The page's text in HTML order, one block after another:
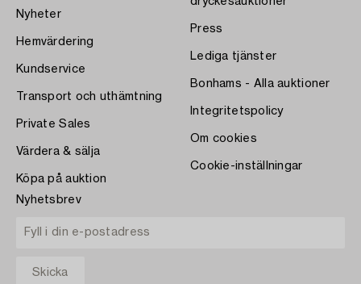
Nyheter
Hemvärdering
Kundservice
Transport och uthämtning
Private Sales
Värdera & sälja
Köpa på auktion
Press
Lediga tjänster
Bonhams - Alla auktioner
Integritetspolicy
Om cookies
Cookie-inställningar
Nyhetsbrev